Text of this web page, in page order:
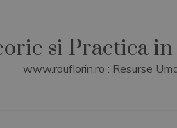
si Practica
www.rauflorin.ro : Resurse